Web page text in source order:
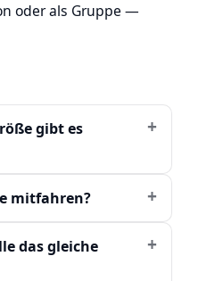
oder als Gruppe —
gibt es
mitfahren?
das gleiche